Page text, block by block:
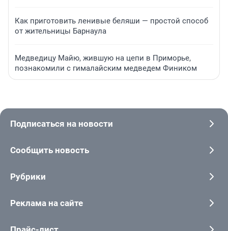
Как приготовить ленивые беляши — простой способ
от жительницы Барнаула
Медведицу Майю, жившую на цепи в Приморье,
познакомили с гималайским медведем Фиником
Подписаться на новости
Сообщить новость
Рубрики
Реклама на сайте